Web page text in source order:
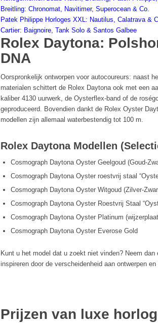
Breitling: Chronomat, Navitimer, Superocean & Co.
Patek Philippe Horloges XXL: Nautilus, Calatrava &
Cartier: Baignoire, Tank Solo & Santos Galbee
Rolex Daytona:
DNA
Oorspronkelijk ontworpen voor autocoureurs: naast
materialen schittert de Rolex Daytona ook met een
kaliber 4130 uurwerk, de Oysterflex-band of de
geproduceerd. Bovendien dankt de Rolex Oyster
modellen zijn allemaal waterbestendig tot 100 m.
Rolex Daytona Modellen
Cosmograph Daytona Oyster Geelgoud (Goud-
Cosmograph Daytona Oyster roestvrij staal
Cosmograph Daytona Oyster Witgoud (Zilver-
Cosmograph Daytona Oyster Roestvrij Staal
Cosmograph Daytona Oyster Platinum
Cosmograph Daytona Oyster Everose Gold
Kunt u het model dat u zoekt niet vinden? Neem dan
inspireren door de verscheidenheid aan ontwerpen en
Prijzen van luxe